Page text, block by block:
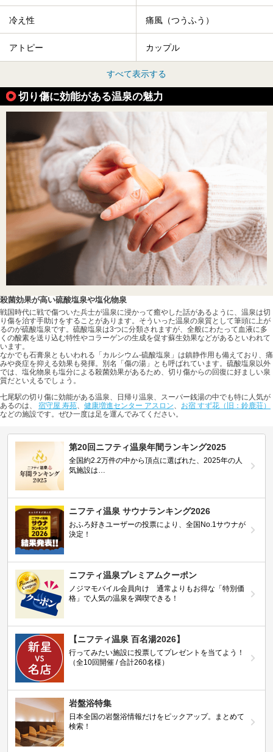
冷え性 痛風（つうふう）
アトピー カップル
すべて表示する
切り傷に効能がある温泉の魅力
殺菌効果が高い硫酸塩泉や塩化物泉
戦国時代に戦で傷ついた兵士が温泉に浸かって癒やした話があるように、温泉は切
り傷を治す手助けをすることがあります。そういった温泉の泉質として筆頭に上が
るのが硫酸塩泉です。硫酸塩泉は3つに分類されますが、全般にわたって血液に多
くの酸素を送り込む特性やコラーゲンの生成を促す蘇生効果などがあるといわれて
います。
なかでも石膏泉ともいわれる「カルシウム-硫酸塩泉」は鎮静作用も備えており、痛
みや炎症を抑える効果も発揮。別名「傷の湯」とも呼ばれています。硫酸塩泉以外
では、塩化物泉も塩分による殺菌効果があるため、切り傷からの回復に好ましい泉
質だといえるでしょう。
七尾駅の切り傷に効能がある温泉、日帰り温泉、スーパー銭湯の中でも特に人気が
あるのは、 宿守屋 寿苑、 健康増進センター アスロン、 お宿 すず花（旧：鈴鹿荘）
などの施設です。ぜひ一度は足を運んでみてください。
第20回ニフティ温泉年間ランキング2025
全国約2.2万件の中から頂点に選ばれた、2025年の人
気施設は…
ニフティ温泉 サウナランキング2026
おふろ好きユーザーの投票により、全国No.1サウナが
決定！
ニフティ温泉プレミアムクーポン
ノジマモバイル会員向け 通常よりもお得な「特別価
格」で人気の温泉を満喫できる！
【ニフティ温泉 百名湯2026】
行ってみたい施設に投票してプレゼントを当てよう！
（全10回開催 / 合計260名様）
岩盤浴特集
日本全国の岩盤浴情報だけをピックアップ。まとめて
検索！